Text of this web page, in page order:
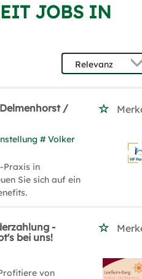
JOBS IN
/
# Volker
Praxis in
Sie sich auf ein
-
bei uns!
von